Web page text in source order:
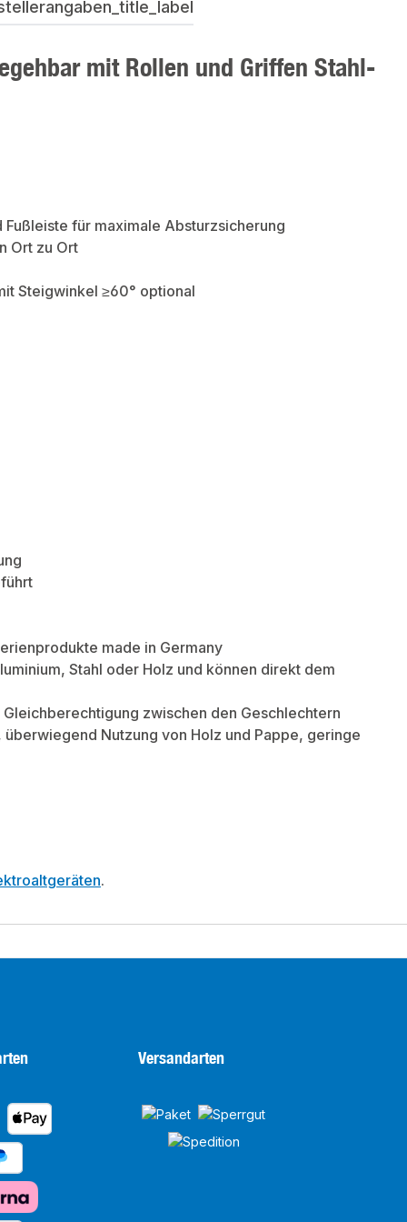
mit Rollen und Griffen Stahl-
für maximale Absturzsicherung
Ort zu Ort
Steigwinkel ≥60° optional
made in Germany
Stahl oder Holz und können direkt dem
zwischen den Geschlechtern
Nutzung von Holz und Pappe, geringe
.
Versandarten